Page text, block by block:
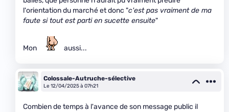
l'orientation du marché et donc "c'est pas vraiment de ma
faute si tout est parti en sucette ensuite"
Mon aussi...
Colossale-Autruche-sélective
Le 12/04/2025 à 07h21
Combien de temps à l'avance de son message public il